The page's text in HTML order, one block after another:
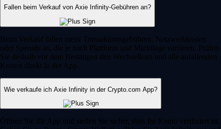
Fallen beim Verkauf von Axie Infinity-Gebühren an?
Beim Verkauf fallen meist Transaktionsgebühren, Netzwerkkosten
oder Spreads an, die je nach Plattform und Marktlage variieren. Prüfen
Sie deshalb vor dem Bestätigen den Wechselkurs und alle anfallenden
Kosten direkt in der App.
Wie verkaufe ich Axie Infinity in der Crypto.com App?
Öffnen Sie die App und stellen Sie sicher, dass Ihr Konto verifiziert ist.